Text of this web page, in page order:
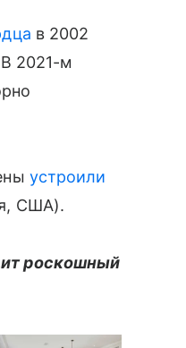
в 2002
В 2021-м
устроили
США).
роскошный